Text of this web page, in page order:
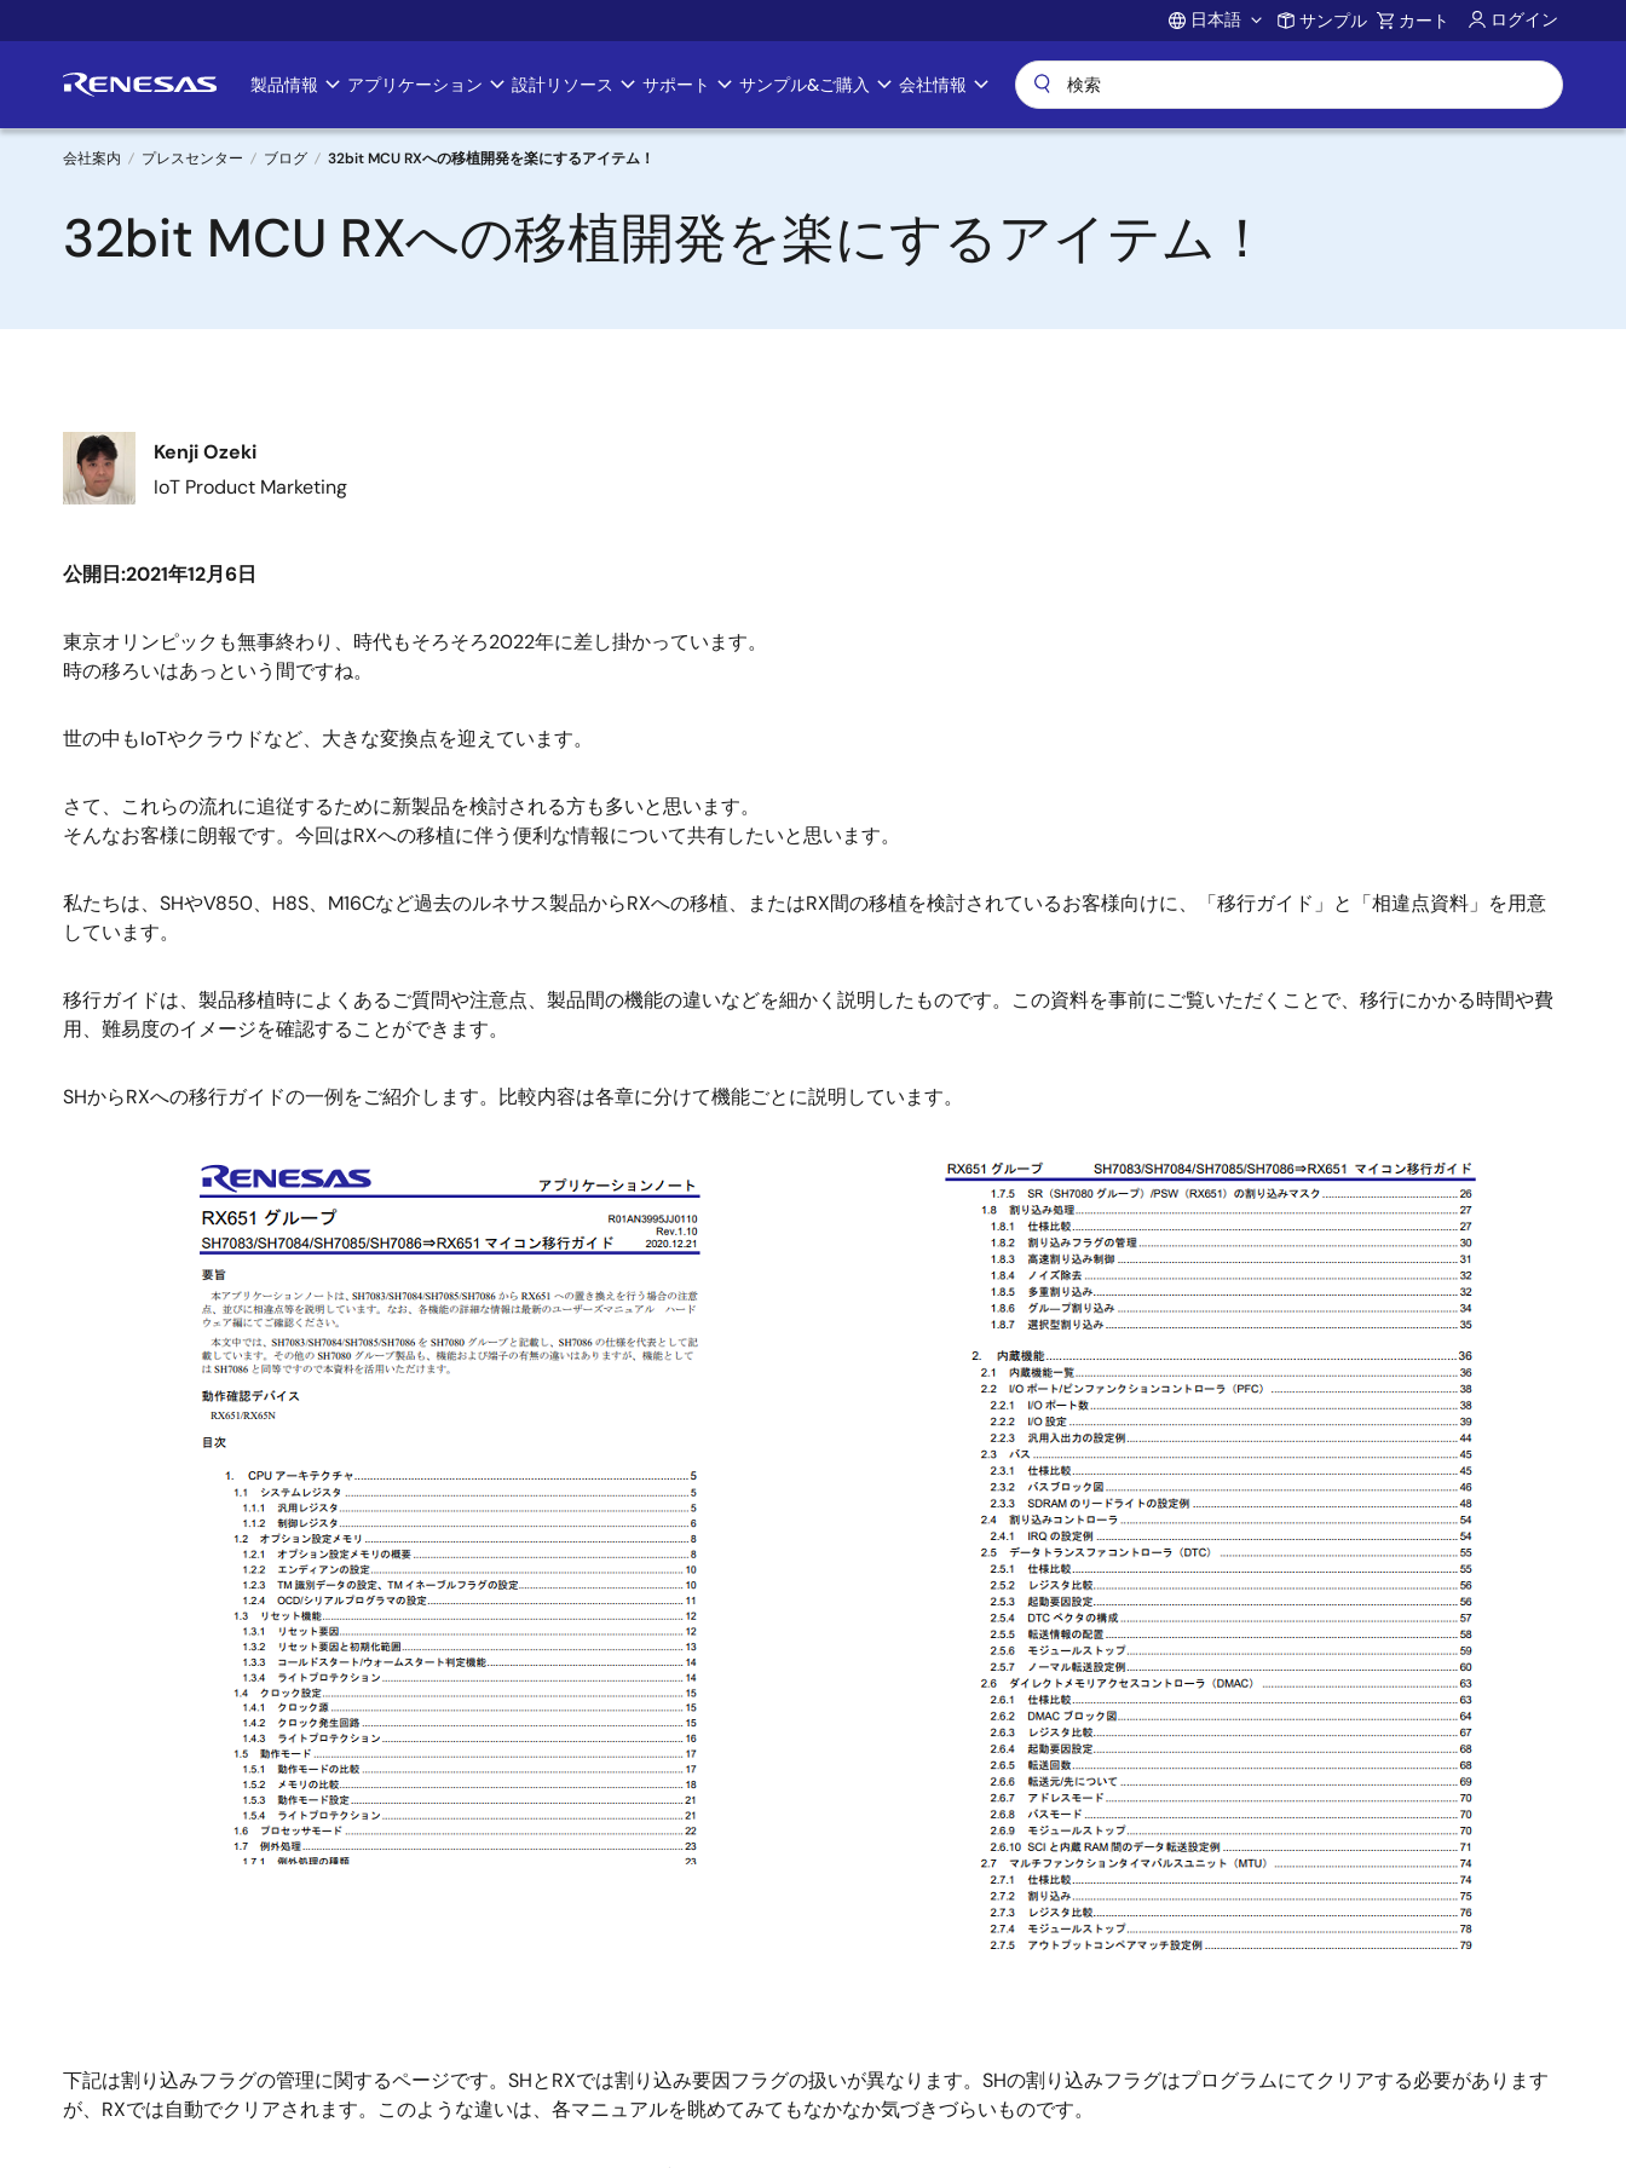
イ
ン
Account
日本語 サンプル カート ログイン
Main
navigation
製品情報 アプリケーション 設計リソース サポート サンプル&ご購入 会社情報
パ
ン
く
会社案内 プレスセンター ブログ 32bit MCU RXへの移植開発を楽にするアイテム！
32bit MCU RXへの移植開発を楽にするアイテム！
画
像
Kenji Ozeki
IoT Product Marketing
公開日:2021年12月6日
東京オリンピックも無事終わり、時代もそろそろ2022年に差し掛かっています。
時の移ろいはあっという間ですね。
世の中もIoTやクラウドなど、大きな変換点を迎えています。
さて、これらの流れに追従するために新製品を検討される方も多いと思います。
そんなお客様に朗報です。今回はRXへの移植に伴う便利な情報について共有したいと思います。
私たちは、SHやV850、H8S、M16Cなど過去のルネサス製品からRXへの移植、またはRX間の移植を検討されているお客様向けに、「移行ガイド」と「相違点資料」を用意
しています。
移行ガイドは、製品移植時によくあるご質問や注意点、製品間の機能の違いなどを細かく説明したものです。この資料を事前にご覧いただくことで、移行にかかる時間や費
用、難易度のイメージを確認することができます。
SHからRXへの移行ガイドの一例をご紹介します。比較内容は各章に分けて機能ごとに説明しています。
下記は割り込みフラグの管理に関するページです。SHとRXでは割り込み要因フラグの扱いが異なります。SHの割り込みフラグはプログラムにてクリアする必要があります
が、RXでは自動でクリアされます。このような違いは、各マニュアルを眺めてみてもなかなか気づきづらいものです。